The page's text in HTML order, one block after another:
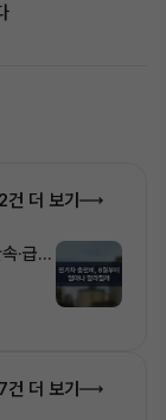
더 보기
·급속
더 보기